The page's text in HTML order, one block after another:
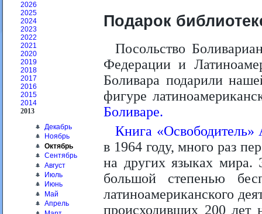
2026
2025
2024
2023
2022
2021
2020
2019
2018
2017
2016
2015
2014
2013
Декабрь
Ноябрь
Октябрь
Сентябрь
Август
Июль
Июнь
Май
Апрель
Подарок
Посольство
Федерации и
Боливара подарили
фигуре
Боливаре.
Книга «Освободитель»
в 1964 году, много раз
на других языках мира.
большой степенью
латиноамериканского
происходивших 200 лет